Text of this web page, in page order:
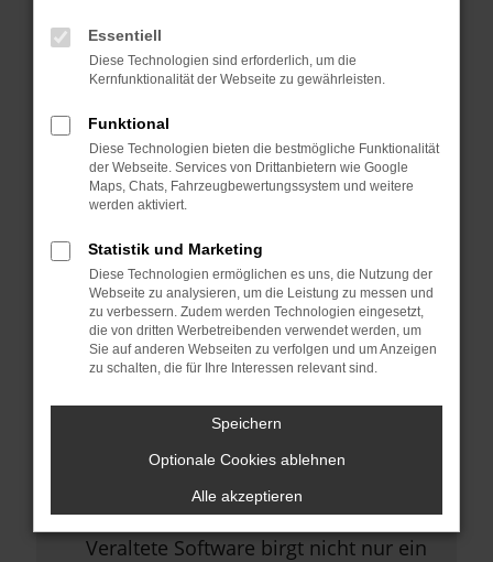
Beispiel deine Suchmaschine?
Prüfe deine
Browsererweiterungen.
Manche Erweiterungen, wie
Werbeblocker, können das Laden
bestimmter Seiten verhindern.
anderen Browser oder in einem
privaten Fenster?
Starte dein Gerät neu.
Das kann manchmal helfen,
Stelle sicher, dass dein Browser
und dein Betriebssystem auf dem
neuesten Stand sind.
Veraltete Software birgt nicht nur ein
Essentiell
Diese Technologien sind erforderlich, um die
Kernfunktionalität der Webseite zu gewährleisten.
Funktional
Diese Technologien bieten die bestmögliche Funktionalität
der Webseite. Services von Drittanbietern wie Google
Maps, Chats, Fahrzeugbewertungssystem und weitere
werden aktiviert.
Statistik und Marketing
Diese Technologien ermöglichen es uns, die Nutzung der
Webseite zu analysieren, um die Leistung zu messen und
zu verbessern. Zudem werden Technologien eingesetzt,
die von dritten Werbetreibenden verwendet werden, um
Sie auf anderen Webseiten zu verfolgen und um Anzeigen
zu schalten, die für Ihre Interessen relevant sind.
Speichern
Optionale Cookies ablehnen
Alle akzeptieren